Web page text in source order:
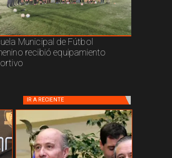
Municipal de Fútbol
recibió equipamiento
IR A RECIENTE